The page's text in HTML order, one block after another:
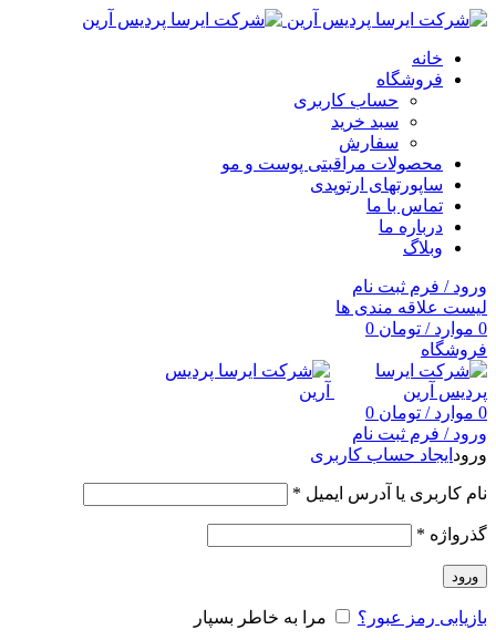
خانه
فروشگاه
حساب کاربری
سبد خرید
سفارش
محصولات مراقبتی پوست و مو
ساپورتهای ارتوپدی
تماس با ما
درباره ما
وبلاگ
ورود / فرم ثبت نام
لیست علاقه مندی ها
0 موارد / تومان
فروشگاه
0 موارد / تومان
ورود / فرم ثبت نام
ورود ایجاد حساب کاربری
نام کاربری یا آدرس ایمیل *
گذرواژه *
ورود
بازیابی رمز عبور؟ مرا به خاطر بسپار